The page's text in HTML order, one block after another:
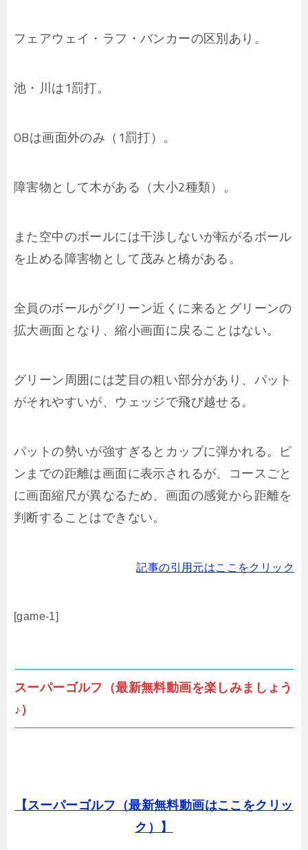
フェアウェイ・ラフ・バンカーの区別あり。
池・川は1罰打。
OBは画面外のみ（1罰打）。
障害物として木がある（大小2種類）。
また空中のボールには干渉しないが転がるボール
を止める障害物として茂みと橋がある。
全員のボールがグリーン近くに来るとグリーンの
拡大画面となり、縮小画面に戻ることはない。
グリーン周囲には芝目の粗い部分があり、パット
がそれやすいが、ウェッジで飛び越せる。
パットの勢いが強すぎるとカップに弾かれる。ピ
ンまでの距離は画面に表示されるが、コースごと
に画面縮尺が異なるため、画面の感覚から距離を
判断することはできない。
記事の引用元はここをクリック
[game-1]
スーパーゴルフ（最新無料動画を楽しみましょう
♪）
【スーパーゴルフ（最新無料動画はここをクリッ
ク）】